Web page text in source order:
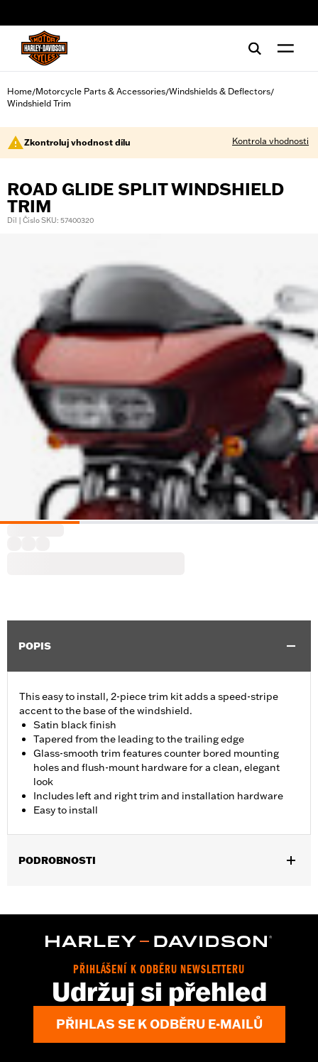
Home/Motorcycle Parts & Accessories/Windshields & Deflectors/
Windshield Trim
Zkontroluj vhodnost dílu Kontrola vhodnosti
ROAD GLIDE SPLIT WINDSHIELD
TRIM
Díl | Číslo SKU: 57400320
POPIS
This easy to install, 2-piece trim kit adds a speed-stripe
accent to the base of the windshield.
Satin black finish
Tapered from the leading to the trailing edge
Glass-smooth trim features counter bored mounting
holes and flush-mount hardware for a clean, elegant
look
Includes left and right trim and installation hardware
Easy to install
PODROBNOSTI
Installation Instructions
Left and Right trim and installation hardware
1 year limited warranty – Go to www.h-
d.com/warrantyfor full details
PŘIHLÁŠENÍ K ODBĚRU NEWSLETTERU
Udržuj si přehled
PŘIHLAS SE K ODBĚRU E-MAILŮ